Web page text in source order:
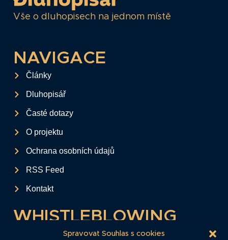
Spravovat Souhlas s cookies
Vše o dluhopisech na jednom místě
NAVIGACE
Články
Dluhopisář
Časté dotazy
O projektu
Ochrana osobních údajů
RSS Feed
Kontakt
WHISTLEBLOWING
Tento formulář slouží k anonymnímu zaslání